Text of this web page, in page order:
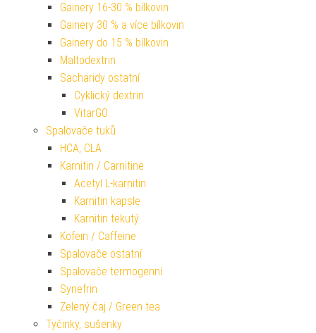
Gainery 16-30 % bílkovin
Gainery 30 % a více bílkovin
Gainery do 15 % bílkovin
Maltodextrin
Sacharidy ostatní
Cyklický dextrin
VitarGO
Spalovače tuků
HCA, CLA
Karnitin / Carnitine
Acetyl L-karnitin
Karnitin kapsle
Karnitin tekutý
Kofein / Caffeine
Spalovače ostatní
Spalovače termogenní
Synefrin
Zelený čaj / Green tea
Tyčinky, sušenky